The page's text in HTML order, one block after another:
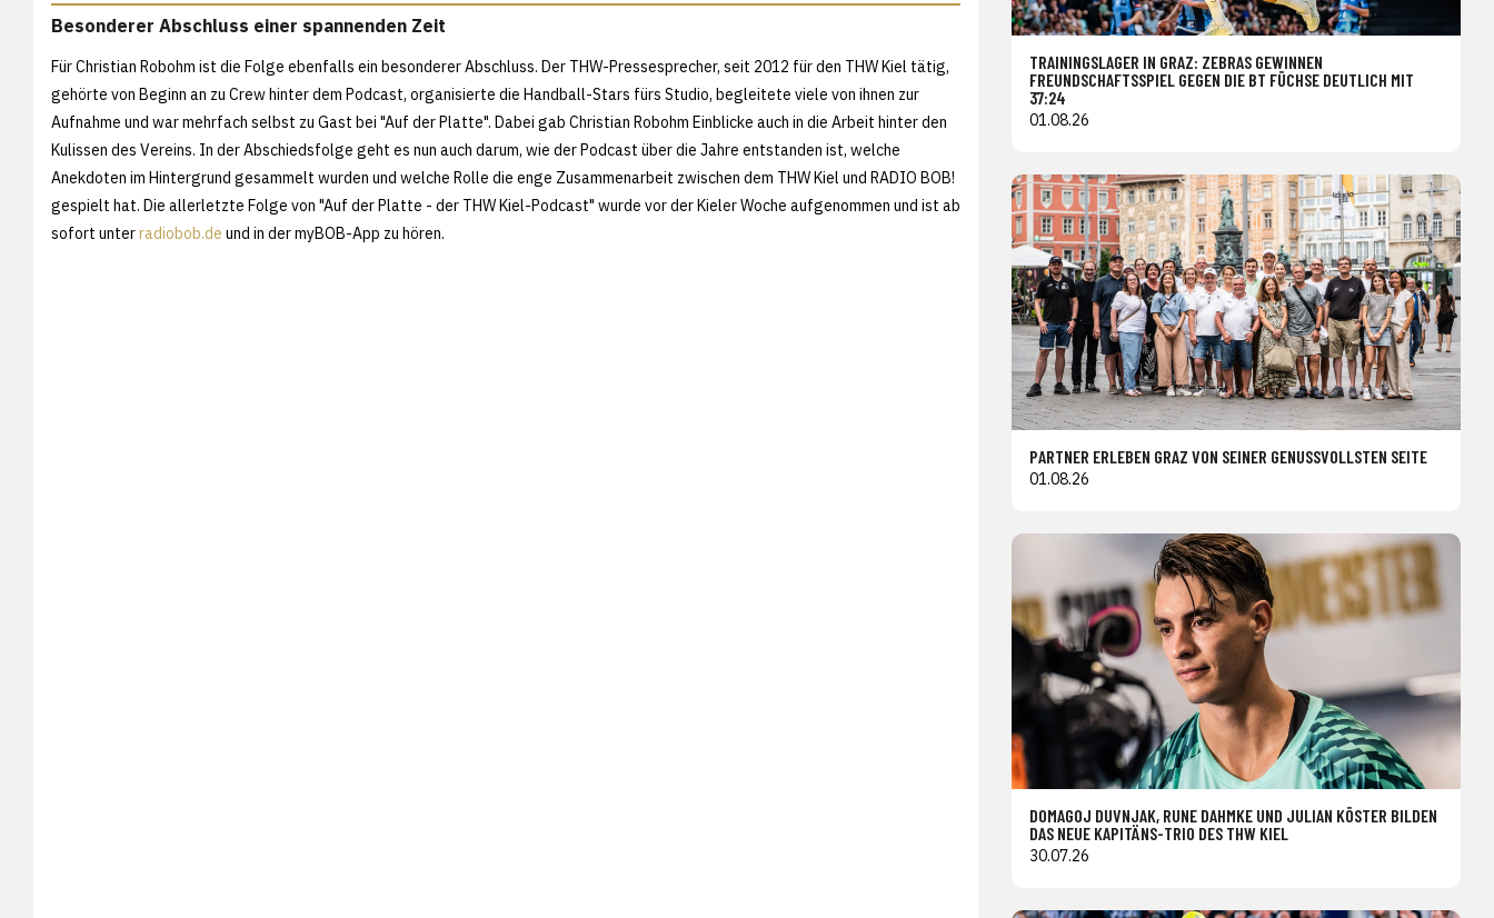
Besonderer Abschluss einer spannenden Zeit
Für Christian Robohm ist die Folge ebenfalls ein besonderer Abschluss. Der THW-Pressesprecher, seit 2012 für den THW Kiel tätig,
gehörte von Beginn an zu Crew hinter dem Podcast, organisierte die Handball-Stars fürs Studio, begleitete viele von ihnen zur
Aufnahme und war mehrfach selbst zu Gast bei "Auf der Platte". Dabei gab Christian Robohm Einblicke auch in die Arbeit hinter den
Kulissen des Vereins. In der Abschiedsfolge geht es nun auch darum, wie der Podcast über die Jahre entstanden ist, welche
Anekdoten im Hintergrund gesammelt wurden und welche Rolle die enge Zusammenarbeit zwischen dem THW Kiel und RADIO BOB!
gespielt hat. Die allerletzte Folge von "Auf der Platte - der THW Kiel-Podcast" wurde vor der Kieler Woche aufgenommen und ist ab
sofort unterradiobob.de und in der myBOB-App zu hören.
TRAININGSLAGER IN GRAZ: ZEBRAS GEWINNEN
FREUNDSCHAFTSSPIEL GEGEN DIE BT FÜCHSE DEUTLICH MIT
37:24
01.08.26
PARTNER ERLEBEN GRAZ VON SEINER GENUSSVOLLSTEN SEITE
01.08.26
DOMAGOJ DUVNJAK, RUNE DAHMKE UND JULIAN KÖSTER BILDEN
DAS NEUE KAPITÄNS-TRIO DES THW KIEL
30.07.26